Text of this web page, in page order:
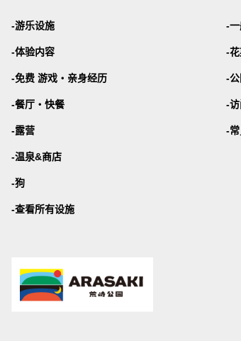
游乐设施
体验内容
免费 游戏・ 亲身经历
餐厅・ 快餐
露营
温泉&商店
狗
查看所有设施